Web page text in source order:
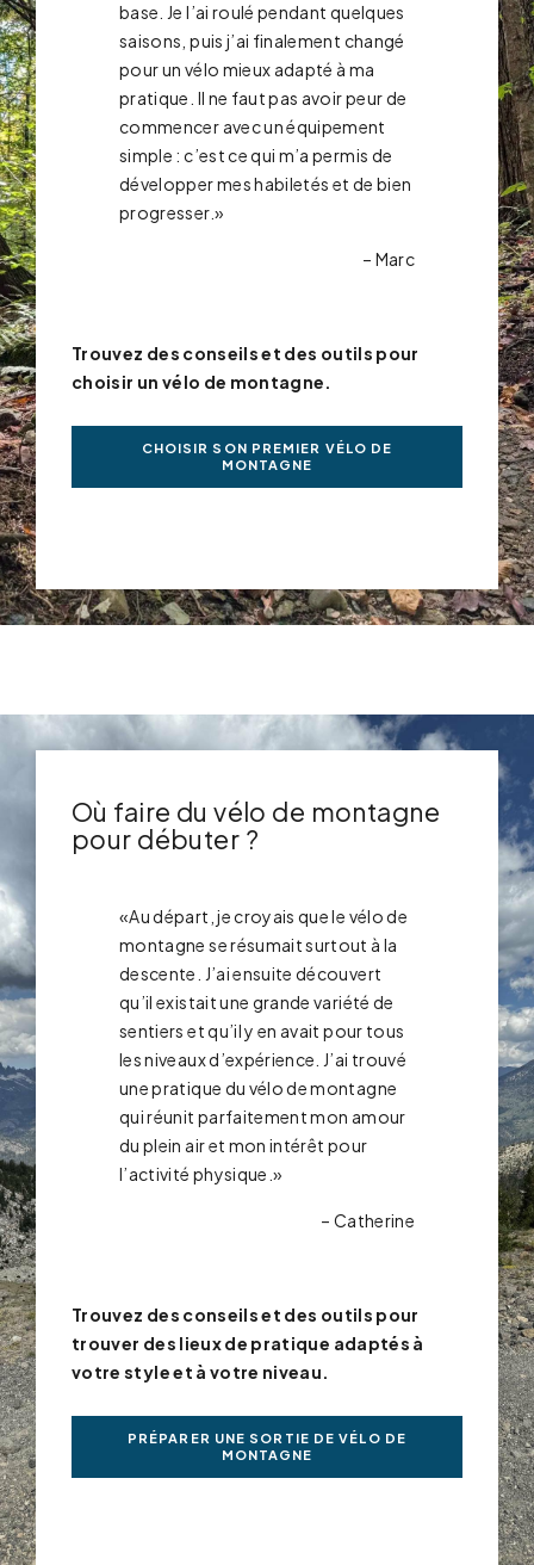
base. Je l’ai roulé pendant quelques
saisons, puis j’ai finalement changé
pour un vélo mieux adapté à ma
pratique. Il ne faut pas avoir peur de
commencer avec un équipement
simple : c’est ce qui m’a permis de
développer mes habiletés et de bien
progresser.»
– Marc
Trouvez des conseils et des outils pour
choisir un vélo de montagne.
CHOISIR SON PREMIER VÉLO DE
MONTAGNE
Où faire du vélo de montagne
pour débuter ?
«Au départ, je croyais que le vélo de
montagne se résumait surtout à la
descente. J’ai ensuite découvert
qu’il existait une grande variété de
sentiers et qu’il y en avait pour tous
les niveaux d’expérience. J’ai trouvé
une pratique du vélo de montagne
qui réunit parfaitement mon amour
du plein air et mon intérêt pour
l’activité physique.»
– Catherine
Trouvez des conseils et des outils pour
trouver des lieux de pratique adaptés à
votre style et à votre niveau.
PRÉPARER UNE SORTIE DE VÉLO DE
MONTAGNE